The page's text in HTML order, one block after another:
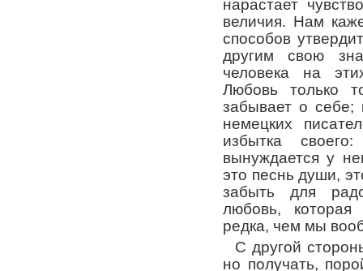
нарастает
величия. Нам
способов
другим свою
человека на
Любовь только
забывает о себе;
немецких
избытка
вынуждается у
это песнь души,
забыть для
любовь,
редка, чем мы
С другой
но получать,